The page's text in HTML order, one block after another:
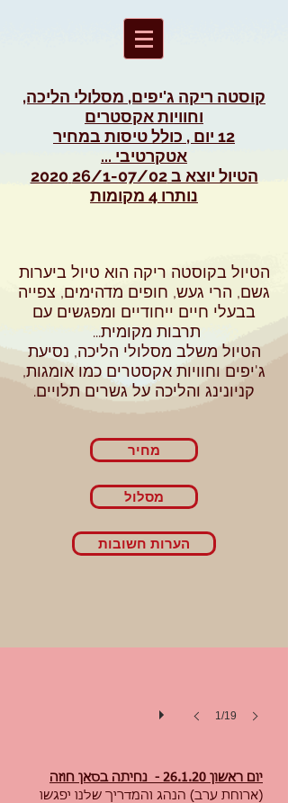
קוסטה ריקה ג'יפים, מסלולי הליכה,
וחוויות אקסטרים
12 יום , כולל טיסות
במחיר
אטקרטיבי ...
הטיול יוצא ב 26/1-07/02 2020
נותרו 4 מקומות
הטיול בקוסטה ריקה הוא טיול ביערות
גשם, הרי געש, חופים מדהימים, צפייה
בבעלי חיים ייחודיים ומפגשים עם
תרבות מקומית...
הטיול משלב מסלולי הליכה, נסיעת
ג'יפים וחוויות אקסטרים כמו אומגות,
קניונינג והליכה על גשרים תלויים.
מחיר
מסלול
הערות חשובות
הר הגעש אירזו
1/19
יום ראשון 26.1.20 - נחיתה בסאן חוזה
(ארוחת ערב) הנהג והמדריך שלנו יפגשו